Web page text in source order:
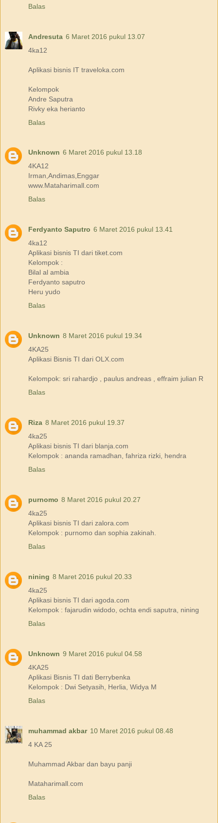
Balas
Andresuta 6 Maret 2016 pukul 13.07
4ka12
Aplikasi bisnis IT traveloka.com
Kelompok
Andre Saputra
Rivky eka herianto
Balas
Unknown 6 Maret 2016 pukul 13.18
4KA12
Irman,Andimas,Enggar
www.Mataharimall.com
Balas
Ferdyanto Saputro 6 Maret 2016 pukul 13.41
4ka12
Aplikasi bisnis TI dari tiket.com
Kelompok :
Bilal al ambia
Ferdyanto saputro
Heru yudo
Balas
Unknown 8 Maret 2016 pukul 19.34
4KA25
Aplikasi Bisnis TI dari OLX.com
Kelompok: sri rahardjo , paulus andreas , effraim julian R
Balas
Riza 8 Maret 2016 pukul 19.37
4ka25
Aplikasi bisnis TI dari blanja.com
Kelompok : ananda ramadhan, fahriza rizki, hendra
Balas
purnomo 8 Maret 2016 pukul 20.27
4ka25
Aplikasi bisnis TI dari zalora.com
Kelompok : purnomo dan sophia zakinah.
Balas
nining 8 Maret 2016 pukul 20.33
4ka25
Aplikasi bisnis TI dari agoda.com
Kelompok : fajarudin widodo, ochta endi saputra, nining
Balas
Unknown 9 Maret 2016 pukul 04.58
4KA25
Aplikasi Bisnis TI dati Berrybenka
Kelompok : Dwi Setyasih, Herlia, Widya M
Balas
muhammad akbar 10 Maret 2016 pukul 08.48
4 KA 25
Muhammad Akbar dan bayu panji
Mataharimall.com
Balas